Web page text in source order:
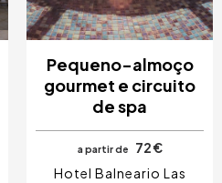
Pequeno-almoço
gourmet e circuito
de spa
a partir de
72 €
Hotel Balneario Las